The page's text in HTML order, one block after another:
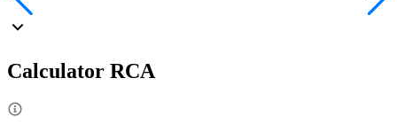
Calculator RCA